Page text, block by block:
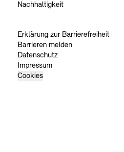
Nachhaltigkeit
Erklärung zur Barrierefreiheit
Barrieren melden
Datenschutz
Impressum
Cookies